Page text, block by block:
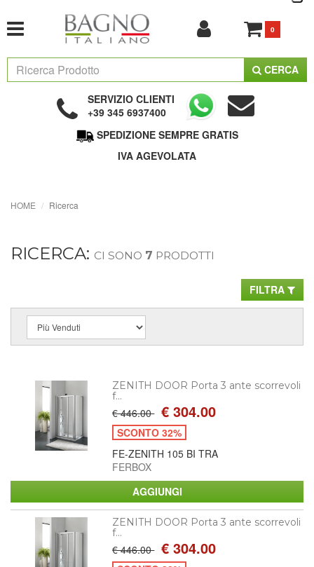
0
CERCA
SERVIZIO CLIENTI
+39 345 6937400
SPEDIZIONE SEMPRE GRATIS
IVA AGEVOLATA
HOME Ricerca
RICERCA: CI SONO 7 PRODOTTI
FILTRA
ZENITH DOOR Porta 3 ante scorrevoli
f...
€ 446.00 € 304.00
SCONTO 32%
FE-ZENITH 105 BI TRA
FERBOX
ZENITH DOOR Porta 3 ante scorrevoli
f...
€ 446.00 € 304.00